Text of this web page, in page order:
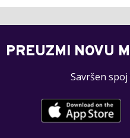
PREUZMI NOVU
Savršen